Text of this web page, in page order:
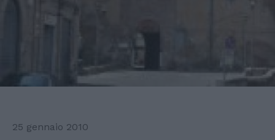
25 gennaio 2010